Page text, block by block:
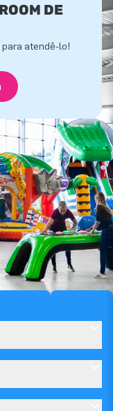
DE
atendê-lo!